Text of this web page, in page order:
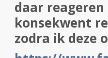
daar
konsekwent
zodra ik deze